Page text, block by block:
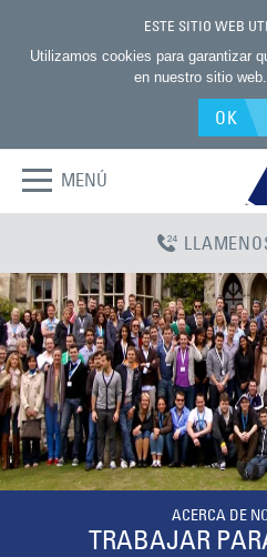
ESTE SITIO WEB
Utilizamos cookies para garantizar
en nuestro sitio web.
OK
MENÚ
ACERCA DE
TRABAJAR